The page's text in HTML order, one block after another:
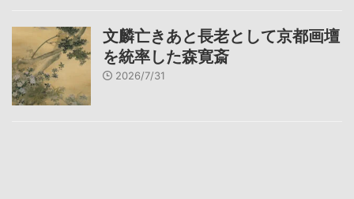
文麟亡きあと長老として京都画壇
を統率した森寛斎
2026/7/31